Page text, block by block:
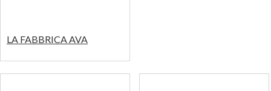
LA FABBRICA AVA